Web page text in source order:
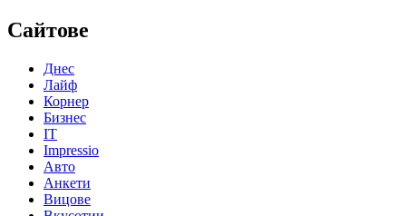
Сайтове
Днес
Лайф
Корнер
Бизнес
IT
Impressio
Авто
Анкети
Вицове